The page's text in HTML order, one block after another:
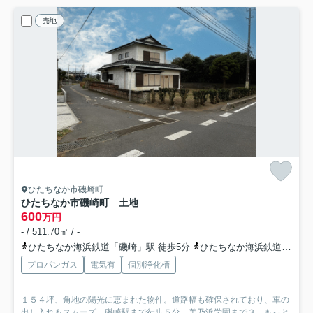
売地
ひたちなか市磯崎町
ひたちなか市磯崎町 土地
600万円
- / 511.70㎡ / -
ひたちなか海浜鉄道「磯崎」駅 徒歩5分
ひたちなか海浜鉄道「美乃浜学園」駅 徒歩6分
プロパンガス 電気有 個別浄化槽
１５４坪、角地の陽光に恵まれた物件。道路幅も確保されており、車の